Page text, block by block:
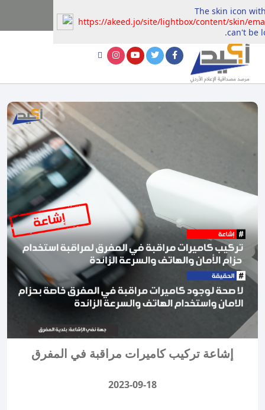
إشاعة تركيب كاميرات مراقبة في المفرق
2023-09-18
The skin icon
https://akeed.jo/site/lightbox/content/skin/
can't be